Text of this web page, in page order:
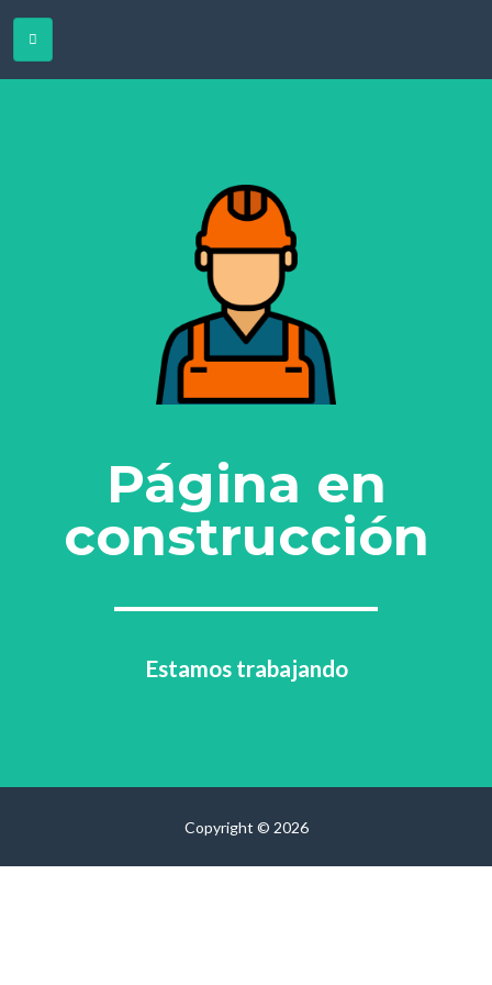
Página en
construcción
Estamos trabajando
Copyright © 2026